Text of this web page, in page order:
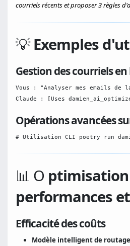
courriels récents et proposer 3 règles
💡Exemples
Gestion des courriels
Vous : "Analyser mes emails de
Claude : [Uses
Opérations avancées
# Utilisation CLI poetry run
📊 O
performances
Efficacité des coûts
Modèle intelligent de routage